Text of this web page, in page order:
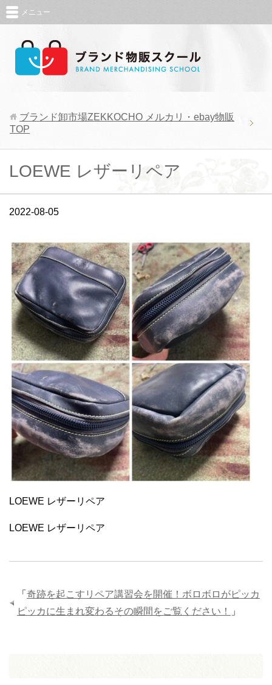
メニュー
ブランド卸市場ZEKKOCHO メルカリ・ebay物販
TOP
LOEWE レザーリペア
2022-08-05
LOEWE レザーリペア
LOEWE レザーリペア
「 奇跡を起こすリペア講習会を開催！ボロボロがピッカ
ピッカに生まれ変わるその瞬間をご覧ください！
」